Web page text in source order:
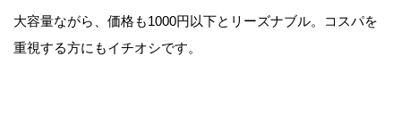
大容量ながら、価格も1000円以下とリーズナブル。コスパを
重視する方にもイチオシです。